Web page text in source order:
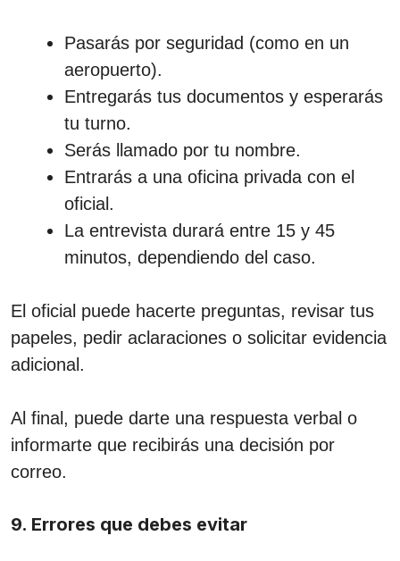
Pasarás por seguridad (como en un
aeropuerto).
Entregarás tus documentos y esperarás
tu turno.
Serás llamado por tu nombre.
Entrarás a una oficina privada con el
oficial.
La entrevista durará entre 15 y 45
minutos, dependiendo del caso.
El oficial puede hacerte preguntas, revisar tus
papeles, pedir aclaraciones o solicitar evidencia
adicional.
Al final, puede darte una respuesta verbal o
informarte que recibirás una decisión por
correo.
9. Errores que debes evitar